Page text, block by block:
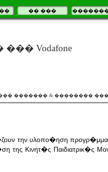
�� ���
Vodafone
������� & ��������
την υλοπο�ηση
Κινητ�ς Παιδιατρικ�ς